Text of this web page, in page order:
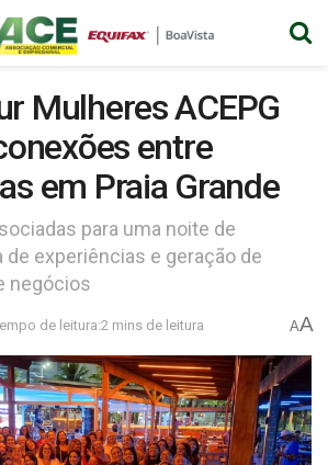
Mulheres ACEPG
entre
em Praia Grande
para uma noite de
experiências e geração de
negócios
de leitura:2 mins de leitura AA